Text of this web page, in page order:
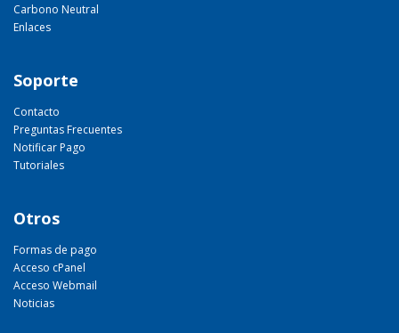
Carbono Neutral
Enlaces
Soporte
Contacto
Preguntas Frecuentes
Notificar Pago
Tutoriales
Otros
Formas de pago
Acceso cPanel
Acceso Webmail
Noticias